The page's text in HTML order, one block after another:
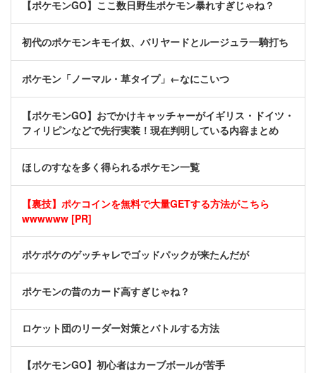
【ポケモンGO】ここ数日野生ポケモン暴れすぎじゃね？
初代のポケモンキモイ奴、バリヤードとルージュラ一騎打ち
ポケモン「ノーマル・草タイプ」←なにこいつ
【ポケモンGO】おでかけキャッチャーがイギリス・ドイツ・
フィリピンなどで先行実装！現在判明している内容まとめ
ほしのすなを多く得られるポケモン一覧
【裏技】ポケコインを無料で大量GETする方法がこちら
wwwwww [PR]
ポケポケのゲッチャレでゴッドパックが来たんだが
ポケモンの昔のカード高すぎじゃね？
ロケット団のリーダー対策とバトルする方法
【ポケモンGO】初心者はカーブボールが苦手